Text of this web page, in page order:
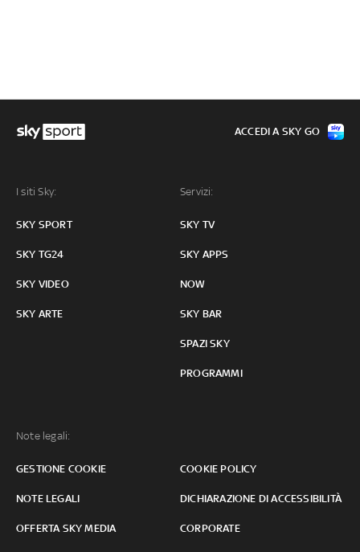
I siti Sky:
SKY SPORT
SKY TG24
SKY VIDEO
SKY ARTE
Servizi:
SKY TV
SKY APPS
NOW
SKY BAR
SPAZI SKY
PROGRAMMI
Note legali:
GESTIONE COOKIE COOKIE POLICY
NOTE LEGALI DICHIARAZIONE DI ACCESSIBILITÀ
OFFERTA SKY MEDIA CORPORATE
ACCEDI A SKY GO